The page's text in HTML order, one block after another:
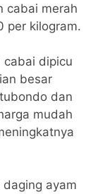
cabai merah
per kilogram.
cabai dipicu
besar
dan
mudah
ayam